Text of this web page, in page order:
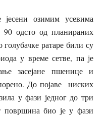
озимим усевима
90 одсто од планираних
ратаре били су
у време сетве, па је
засејане пшенице и
До појаве ниских
у фази једног до три
био је у фази